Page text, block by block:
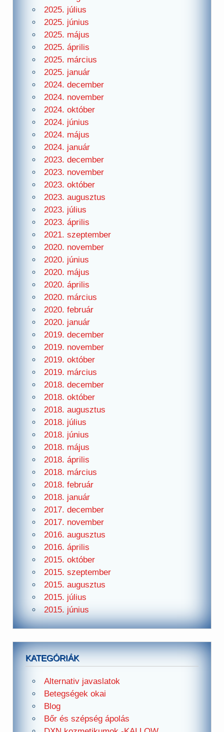
2025. július
2025. június
2025. május
2025. április
2025. március
2025. január
2024. december
2024. november
2024. október
2024. június
2024. május
2024. január
2023. december
2023. november
2023. október
2023. augusztus
2023. július
2023. április
2021. szeptember
2020. november
2020. június
2020. május
2020. április
2020. március
2020. február
2020. január
2019. december
2019. november
2019. október
2019. március
2018. december
2018. október
2018. augusztus
2018. július
2018. június
2018. május
2018. április
2018. március
2018. február
2018. január
2017. december
2017. november
2016. augusztus
2016. április
2015. október
2015. szeptember
2015. augusztus
2015. július
2015. június
KATEGÓRIÁK
Alternativ javaslatok
Betegségek okai
Blog
Bőr és szépség ápolás